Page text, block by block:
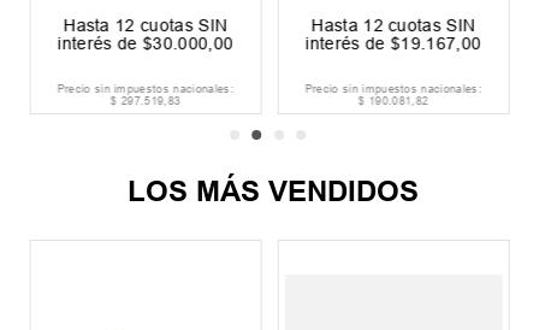
Hasta 12 cuotas SIN
interés de$30 .000 ,00
Precio sin impuestos nacionales:
$ 297.519,83
Hasta 12 cuotas SIN
interés de$19. 167,00
Precio sin impuestos nacionales:
$ 190.081,82
LOS MÁS VENDIDOS